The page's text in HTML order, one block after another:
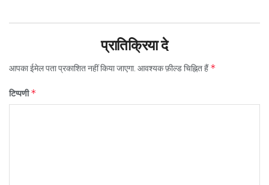
प्रातिक्रिया दे
आपका ईमेल पता प्रकाशित नहीं किया जाएगा. आवश्यक फ़ील्ड चिह्नित हैं*
टिप्पणी*